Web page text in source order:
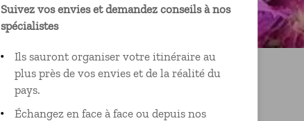
Suivez vos envies et demandez conseils à nos
spécialistes
Ils sauront organiser votre itinéraire au
plus près de vos envies et de la réalité du
pays.
Échangez en face à face ou depuis nos